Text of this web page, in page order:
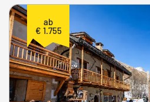
ab
€ 1.755